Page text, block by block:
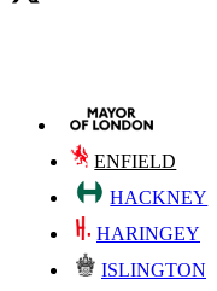
ENFIELD
HACKNEY
HARINGEY
ISLINGTON